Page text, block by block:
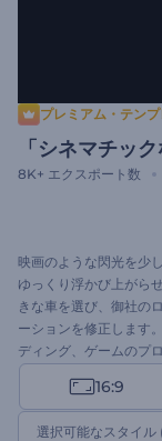
プレミアム・テンプ
「シネマチッ
8K+ エクスポート数
映画のような閃光を少
ゆっくり浮かび上がら
きな車を選び、御社の
ーションを修正します
ディング、ゲームのプ
らしいアニメーション
16:9
選択可能なスタイル